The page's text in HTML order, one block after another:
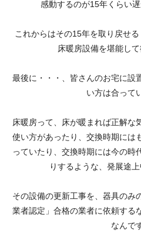
感動するのが15年くらい
これからはその15年を取り戻せ
床暖房設備を堪能し
最後に・・・、皆さんのお宅に設
い方は合って
床暖房って、床が暖まれば正解な
使い方があったり、交換時期には
っていたり、交換時期には今の時
りするような、発展途
その設備の更新工事を、器具のみ
業者認定」合格の業者に依頼する
なんで